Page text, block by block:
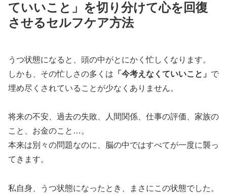
ていいこと」を切り分けて心を回復
させるセルフケア方法
うつ状態になると、頭の中がとにかく忙しくなります。
しかも、その忙しさの多くは 「今考えなくていいこと」 で
埋め尽くされていることが少なくありません。
将来の不安、過去の失敗、人間関係、仕事の評価、家族の
こと、お金のこと…。
本来は別々の問題なのに、脳の中ではすべてが一度に襲っ
てきます。
私自身、うつ状態になったとき、まさにこの状態でした。